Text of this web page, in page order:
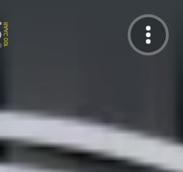
De Caspers Collectie